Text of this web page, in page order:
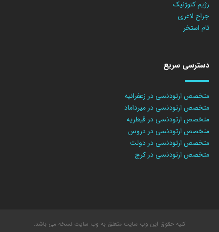
رژیم کتوژنیک
جراح لاغری
تام استخر
دسترسی سریع
متخصص ارتودنسی در زعفرانیه
متخصص ارتودنسی در میرداماد
متخصص ارتودنسی در قیطریه
متخصص ارتودنسی در دروس
متخصص ارتودنسی در دولت
متخصص ارتودنسی در کرج
کلیه حقوق این وب سایت متعلق به وب سایت نسخه می باشد.